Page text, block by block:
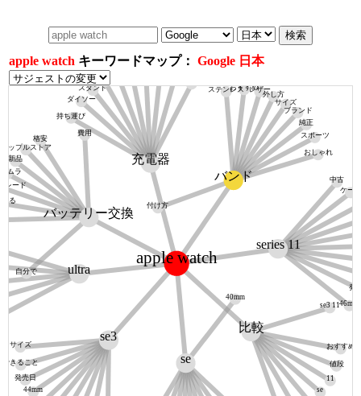
apple watch キーワードマップ：Google 日本
apple watch
se
40mm
比較
se
11
値段
おすすめ
se3 11
バンド
純正
外し方
サイズ
付け方
レザー
おすすめ
ブランド
おしゃれ
スポーツ
ステンレス
se3
発売日
サイズ
44mm
できること
充電器
純正
ダイソー
コンビニ
持ち運び
スタンド
タイプc
anker
iphone
ultra
バッテリー交換
格安
費用
新品
自分で
ムラ
る
レード
アップルストア
series 11
中古
発
ケース
46mm